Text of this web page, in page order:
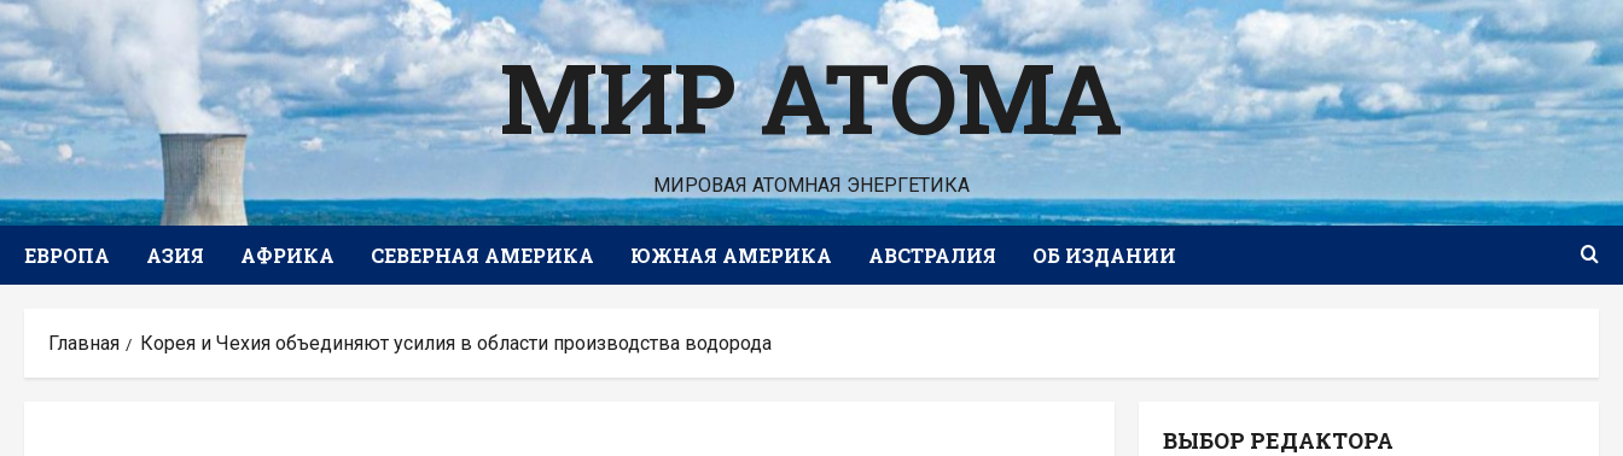
Перейти
к
содержимому
МИР АТОМА
МИРОВАЯ АТОМНАЯ ЭНЕРГЕТИКА
ЕВРОПА АЗИЯ АФРИКА СЕВЕРНАЯ АМЕРИКА ЮЖНАЯ АМЕРИКА АВСТРАЛИЯ ОБ ИЗДАНИИ
Главная Корея и Чехия объединяют усилия в области производства водорода
ВЫБОР РЕДАКТОРА